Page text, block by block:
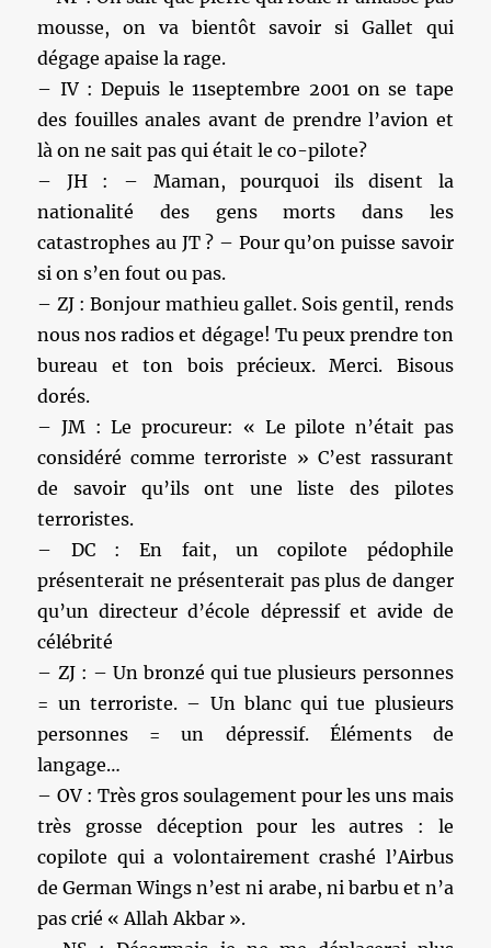
mousse, on va bientôt savoir si Gallet qui
dégage apaise la rage.
– IV : Depuis le 11septembre 2001 on se tape
des fouilles anales avant de prendre l’avion et
là on ne sait pas qui était le co-pilote?
– JH : – Maman, pourquoi ils disent la
nationalité des gens morts dans les
catastrophes au JT ? – Pour qu’on puisse savoir
si on s’en fout ou pas.
– ZJ : Bonjour mathieu gallet. Sois gentil, rends
nous nos radios et dégage! Tu peux prendre ton
bureau et ton bois précieux. Merci. Bisous
dorés.
– JM : Le procureur: « Le pilote n’était pas
considéré comme terroriste » C’est rassurant
de savoir qu’ils ont une liste des pilotes
terroristes.
– DC : En fait, un copilote pédophile
présenterait ne présenterait pas plus de danger
qu’un directeur d’école dépressif et avide de
célébrité
– ZJ : – Un bronzé qui tue plusieurs personnes
= un terroriste. – Un blanc qui tue plusieurs
personnes = un dépressif. Éléments de
langage…
– OV : Très gros soulagement pour les uns mais
très grosse déception pour les autres : le
copilote qui a volontairement crashé l’Airbus
de German Wings n’est ni arabe, ni barbu et n’a
pas crié « Allah Akbar ».